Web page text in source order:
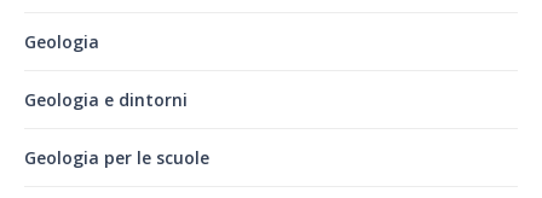
Geologia
Geologia e dintorni
Geologia per le scuole